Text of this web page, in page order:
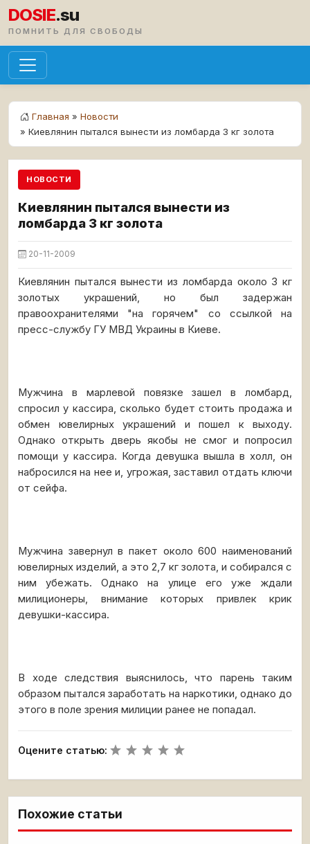
DOSIE.su
ПОМНИТЬ ДЛЯ СВОБОДЫ
Главная » Новости
» Киевлянин пытался вынести из ломбарда 3 кг золота
НОВОСТИ
Киевлянин пытался вынести из
ломбарда 3 кг золота
20-11-2009
Киевлянин пытался вынести из ломбарда около 3 кг
золотых украшений, но был задержан
правоохранителями "на горячем" со ссылкой на
пресс-службу ГУ МВД Украины в Киеве.
Мужчина в марлевой повязке зашел в ломбард,
спросил у кассира, сколько будет стоить продажа и
обмен ювелирных украшений и пошел к выходу.
Однако открыть дверь якобы не смог и попросил
помощи у кассира. Когда девушка вышла в холл, он
набросился на нее и, угрожая, заставил отдать ключи
от сейфа.
Мужчина завернул в пакет около 600 наименований
ювелирных изделий, а это 2,7 кг золота, и собирался с
ним убежать. Однако на улице его уже ждали
милиционеры, внимание которых привлек крик
девушки-кассира.
В ходе следствия выяснилось, что парень таким
образом пытался заработать на наркотики, однако до
этого в поле зрения милиции ранее не попадал.
Оцените статью:
Похожие статьи